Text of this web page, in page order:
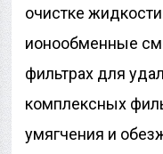
очистке
ионообменные
фильтрах для
комплексных
умягчения и